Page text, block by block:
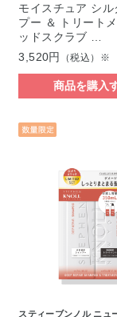
モイスチュア シル
プー ＆ トリート
ッドスクラブ …
3,520円
（税込）※
商品を購入
スティーブンノル ニュ